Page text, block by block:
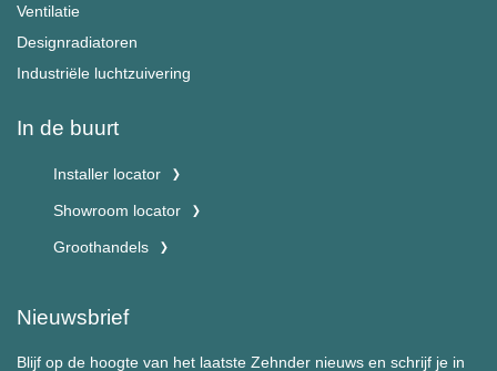
Ventilatie
Designradiatoren
Industriële luchtzuivering
In de buurt
Installer locator
Showroom locator
Groothandels
Nieuwsbrief
Blijf op de hoogte van het laatste Zehnder nieuws en schrijf je in